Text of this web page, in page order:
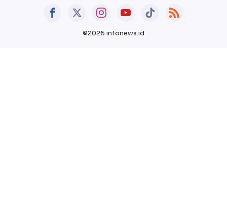
©2026 infonews.id